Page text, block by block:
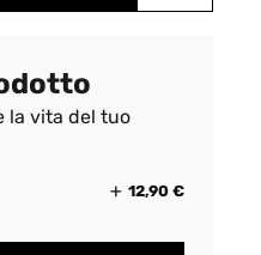
la vita del tuo
12,90 €